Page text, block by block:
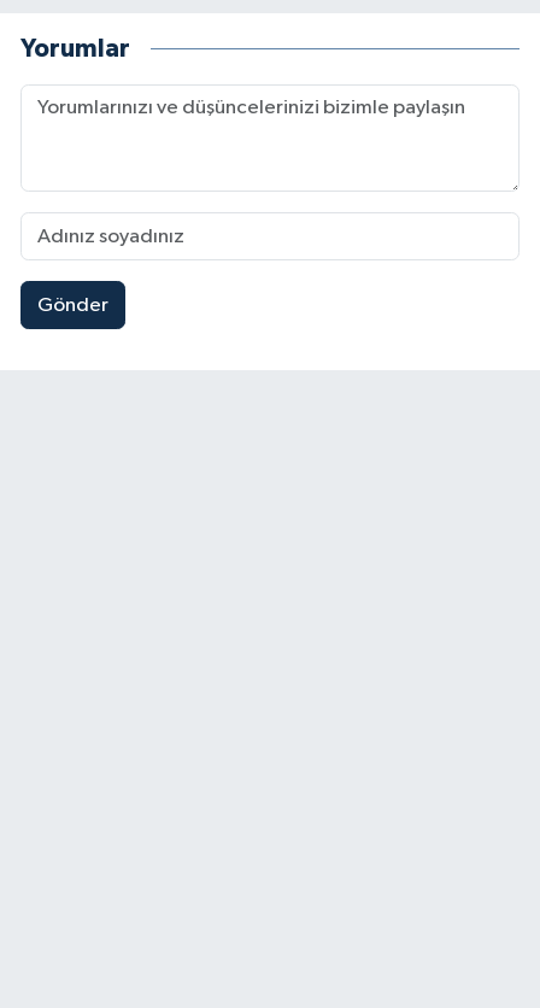
Yorumlar
Gönder